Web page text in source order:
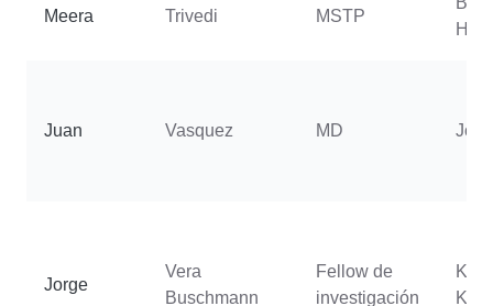
Meera Trivedi MSTP
Juan Vasquez MD
Jorge
Vera
Buschmann
Fellow de
investigación